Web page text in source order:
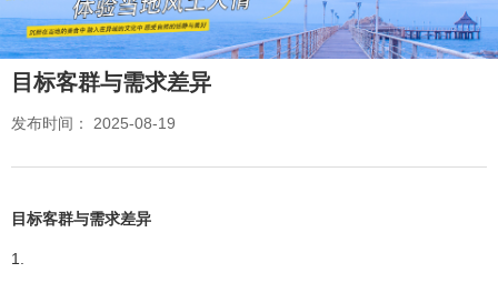
目标客群与需求差异
发布时间： 2025-08-19
目标客群与需求差异
1.